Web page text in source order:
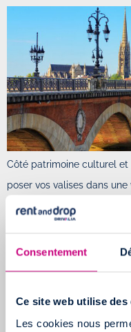
Consentement
Ce site web utilise des
Les cookies nous
Côté patrimoine culturel et
poser vos valises dans
est, Bordeaux a été
culturels qui poussent,
se lancer dans un
la ville
médiévale